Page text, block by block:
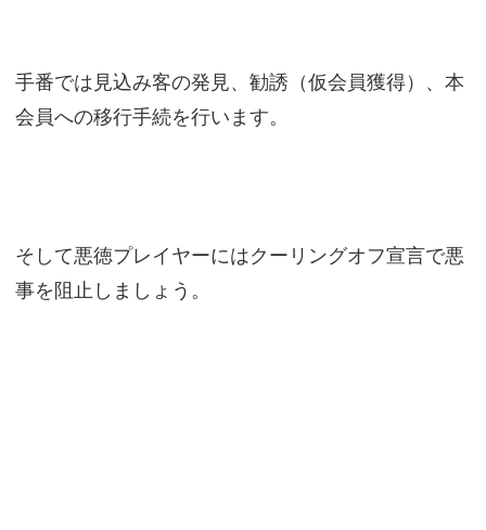
手番では見込み客の発見、勧誘（仮会員獲得）、本
会員への移行手続を行います。
そして悪徳プレイヤーにはクーリングオフ宣言で悪
事を阻止しましょう。